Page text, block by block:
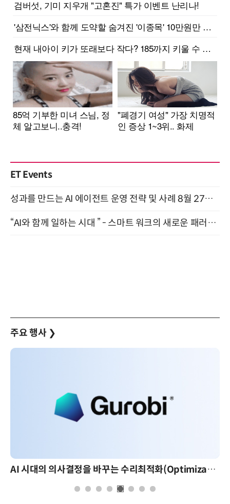
ET Events
성과를 만드는 AI 에이전트 운영 전략 및 사례 8월 27일 개최
“AI와 함께 일하는 시대 ” - 스마트 워크의 새로운 패러다임 (9/11)
주요 행사 ❯
AI 시대의 의사결정을 바꾸는 수리최적화(Optimization): 실제 산업 적용 사례와 활용 전략